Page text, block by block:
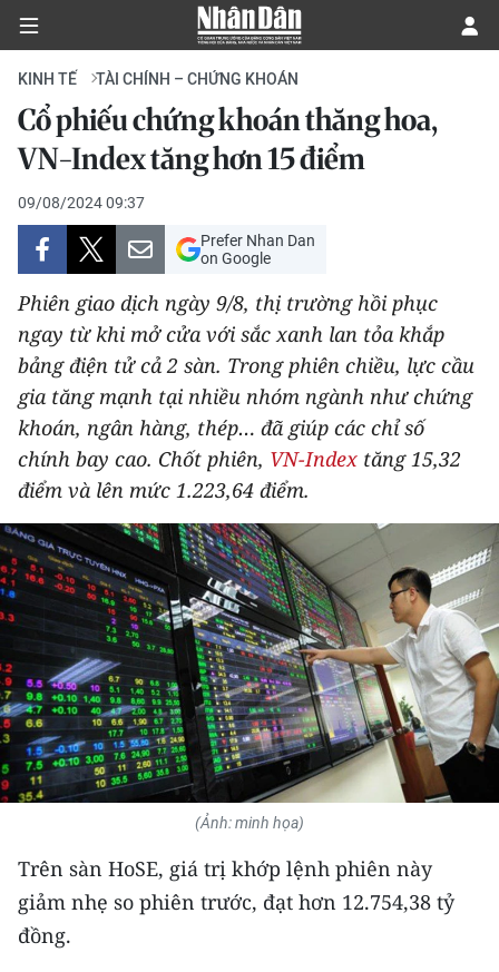
CHÍNH TRỊ
KINH TẾ
VĂN HÓA
XÃ HỘI
PHÁP LUẬT
DU LỊCH
THẾ GIỚI
THỂ THAO
GIÁO DỤC
Y TẾ
KHOA HỌC - CÔNG NGHỆ
MÔI TRƯỜNG
BẠN ĐỌC
TRI THỨC CHUYÊN SÂU
54 DÂN TỘC VIỆT NAM
KINH TẾ TÀI CHÍNH – CHỨNG KHOÁN
Cổ phiếu chứng khoán thăng hoa,
VN-Index tăng hơn 15 điểm
09/08/2024 09:37
Prefer Nhan Dan
on Google
Phiên giao dịch ngày 9/8, thị trường hồi phục
ngay từ khi mở cửa với sắc xanh lan tỏa khắp
bảng điện tử cả 2 sàn. Trong phiên chiều, lực cầu
gia tăng mạnh tại nhiều nhóm ngành như chứng
khoán, ngân hàng, thép… đã giúp các chỉ số
chính bay cao. Chốt phiên, VN-Index tăng 15,32
điểm và lên mức 1.223,64 điểm.
(Ảnh: minh họa)
Trên sàn HoSE, giá trị khớp lệnh phiên này
giảm nhẹ so phiên trước, đạt hơn 12.754,38 tỷ
đồng.